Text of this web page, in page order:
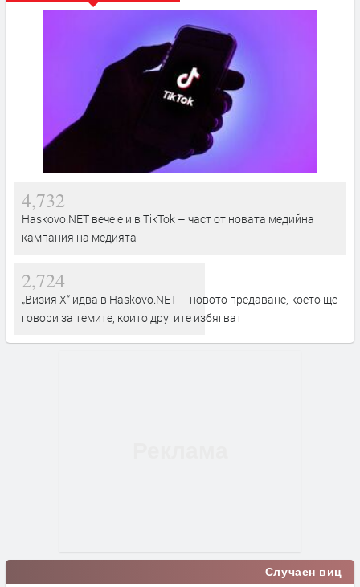
4,732
Haskovo.NET вече е и в TikTok – част от новата медийна
кампания на медията
2,724
„Визия Х“ идва в Haskovo.NET – новото предаване, което ще
говори за темите, които другите избягват
Случаен виц